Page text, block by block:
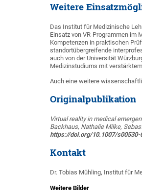
Weitere
Das Institut für Medizinische
Einsatz von VR-Programmen im
Kompetenzen in praktischen
standortübergreifende
auch von der Universität
Medizinstudiums mit
Auch eine weitere
Originalpublikation
Virtual reality in medical
Backhaus, Nathalie Milke,
https://doi.org/10.1007/s00530-
Kontakt
Dr. Tobias Mühling, Institut für
Weitere Bilder